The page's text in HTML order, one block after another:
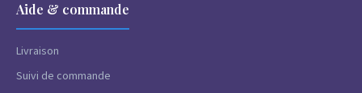
Aide & commande
Livraison
Suivi de commande